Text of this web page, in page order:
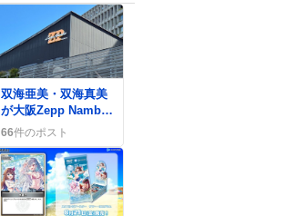
双海亜美・双海真美
が大阪Zepp Namba
で『ふたごぼしのつ
ばさ』ライブ開催、
ファン歓喜の様子
66件のポスト